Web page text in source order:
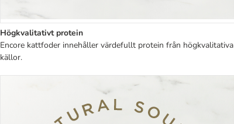
Högkvalitativt protein
Encore kattfoder innehåller värdefullt protein från högkvalitativa
källor.